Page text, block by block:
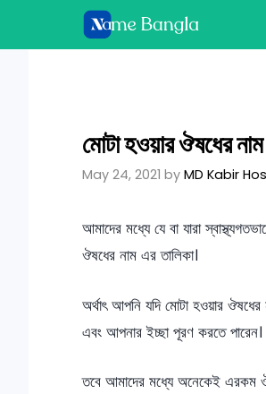
মোটা হওয়ার ঔষধের
May 24, 2021 by MD Kabir
আমাদের মধ্যে যে বা যারা
ঔষধের নাম এর তালিকা।
অর্থাৎ আপনি যদি মোটা হওয়ার
এবং আপনার ইচ্ছা পূরণ করতে পারেন।
তবে আমাদের মধ্যে অনেকেই এরকম